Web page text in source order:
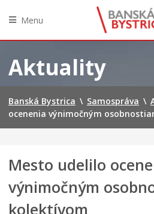
obsah
Menu
Aktuality
Banská Bystrica \ Samospráva \
ocenenia výnimočným
Mesto udelilo
výnimočným
kolektívom